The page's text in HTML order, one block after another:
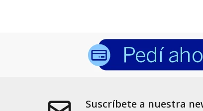
Suscríbete a nuestra